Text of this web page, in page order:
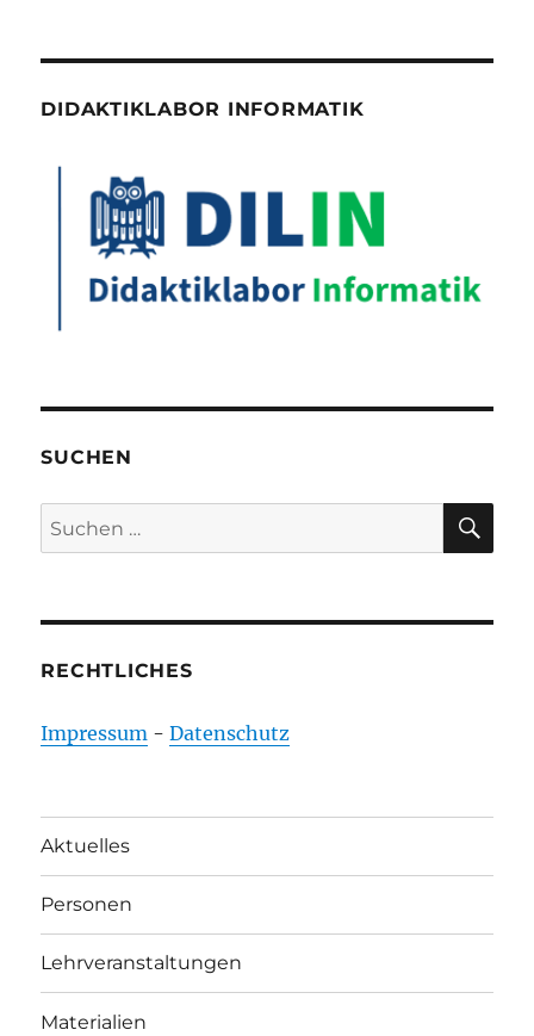
DIDAKTIKLABOR INFORMATIK
SUCHEN
Suchen
nach:
RECHTLICHES
Impressum -Datenschutz
Aktuelles
Personen
Lehrveranstaltungen
Materialien